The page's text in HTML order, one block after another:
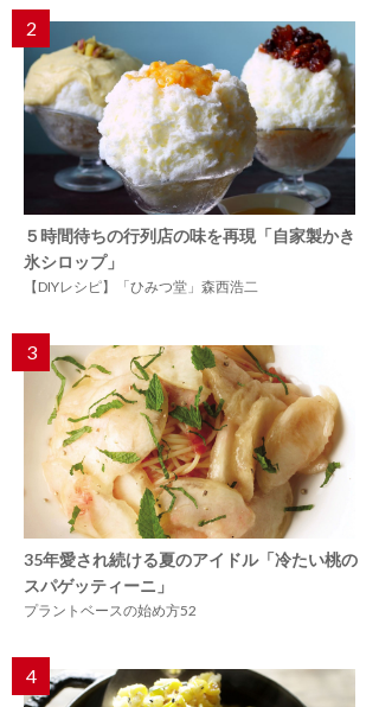
2
５時間待ちの行列店の味を再現「自家製かき
氷シロップ」
【DIYレシピ】「ひみつ堂」森西浩二
3
35年愛され続ける夏のアイドル「冷たい桃の
スパゲッティーニ」
プラントベースの始め方52
4